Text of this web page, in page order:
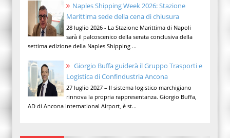
Naples Shipping Week 2026: Stazione
Marittima sede della cena di chiusura
28 luglio 2026 - La Stazione Marittima di Napoli
sarà il palcoscenico della serata conclusiva della
settima edizione della Naples Shipping ...
Giorgio Buffa guiderà il Gruppo Trasporti e
Logistica di Confindustria Ancona
27 luglio 2027 – Il sistema logistico marchigiano
rinnova la propria rappresentanza. Giorgio Buffa,
AD di Ancona International Airport, è st...